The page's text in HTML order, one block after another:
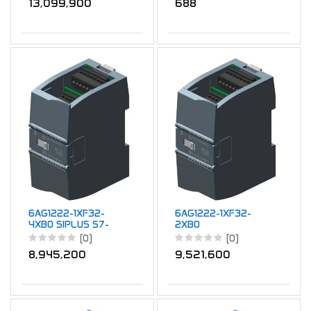
13,099,900 688
6AG1222-1XF32-
4XB0 SIPLUS S7-
1200 SM 1222 8DQ
(0)
8,945,200
6AG1222-1XF32-
2XB0
(0)
9,521,600